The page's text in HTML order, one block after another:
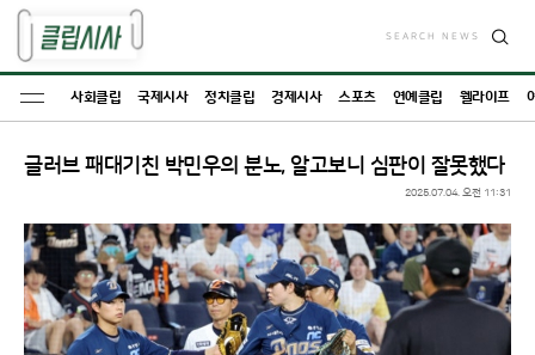
SEARCH NEWS
검
색
사회클립 국제시사 정치클립 경제시사 스포츠 연예클립 웰라이프
글러브 패대기친 박민우의 분노, 알고보니 심판이 잘못했다
2025.07.04. 오전 11:31